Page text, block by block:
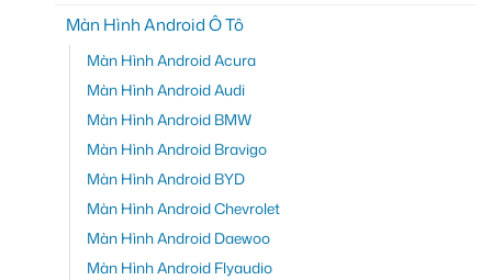
Màn Hình Android Ô Tô
Màn Hình Android Acura
Màn Hình Android Audi
Màn Hình Android BMW
Màn Hình Android Bravigo
Màn Hình Android BYD
Màn Hình Android Chevrolet
Màn Hình Android Daewoo
Màn Hình Android Flyaudio